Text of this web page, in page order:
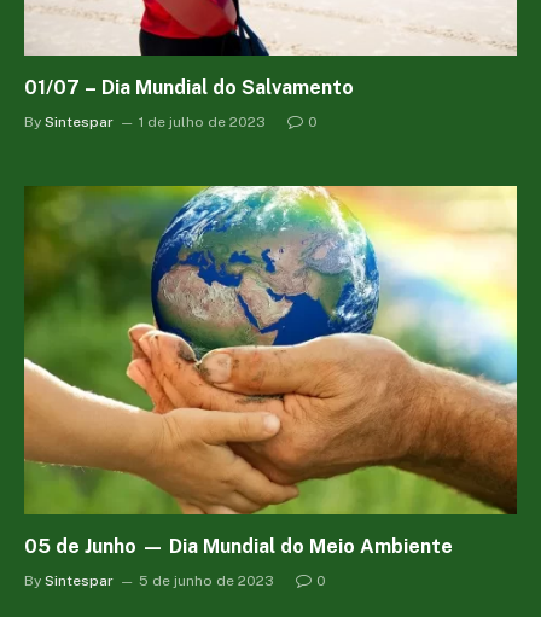
01/07 – Dia Mundial do Salvamento
By Sintespar 1 de julho de 2023 0
05 de Junho — Dia Mundial do Meio Ambiente
By Sintespar 5 de junho de 2023 0